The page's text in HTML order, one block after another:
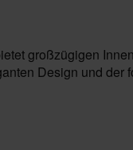
großzügigen
Design und der